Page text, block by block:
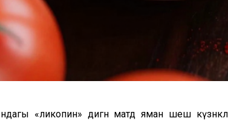
«ликопин» дигән матдә яман шеш